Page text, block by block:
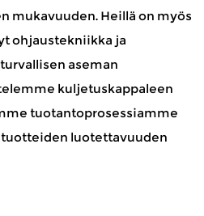
mukavuuden. Heillä on myös
ohjaustekniikka ja
aseman
kuljetuskappaleen
tuotantoprosessiamme
luotettavuuden